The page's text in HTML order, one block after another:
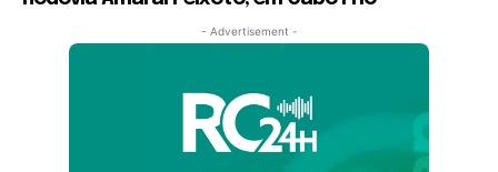
- Advertisement -